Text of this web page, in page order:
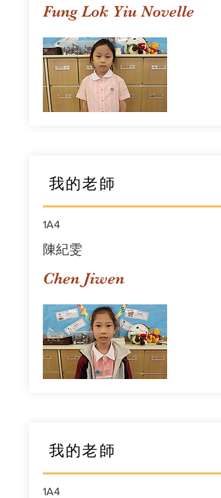
Fung Lok Yiu Novelle
我的老師
1A4
陳紀雯
Chen Jiwen
我的老師
1A4